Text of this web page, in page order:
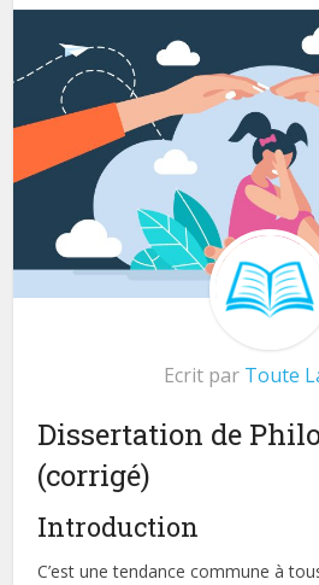
Ecrit par Toute
Dissertation de
(corrigé)
Introduction
C’est une tendance commune à